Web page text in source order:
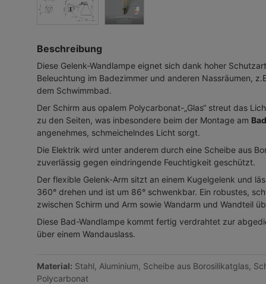
Beschreibung
Diese Gelenk-Wandlampe eignet sich dank hoher
Beleuchtung im Badezimmer und anderen Nassräumen,
dem Schwimmbad.
Der Schirm aus opalem Polycarbonat-„Glas“ streut das
zu den Seiten, was inbesondere beim der Montage am
angenehmes, schmeichelndes Licht sorgt.
Die Elektrik wird unter anderem durch eine Scheibe aus
zuverlässig gegen eindringende Feuchtigkeit geschützt.
Der flexible Gelenk-Arm sitzt an einem Kugelgelenk und
360° drehen und ist um 86° schwenkbar. Ein robustes,
zwischen Schirm und Arm sowie Wandarm und Wandteil
Diese Bad-Wandlampe kommt fertig verdrahtet zur
über einem Wandauslass.
Material: Stahl, Aluminium, Scheibe aus Borosilikatglas,
Polycarbonat